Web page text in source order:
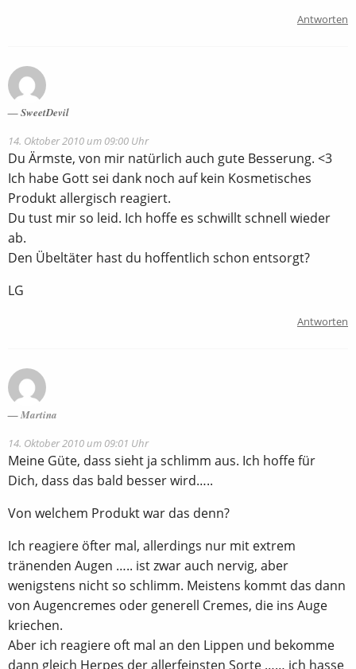
Antworten
SweetDevil
14. Oktober 2010 um 09:00 Uhr
Du Ärmste, von mir natürlich auch gute Besserung. <3
Ich habe Gott sei dank noch auf kein Kosmetisches
Produkt allergisch reagiert.
Du tust mir so leid. Ich hoffe es schwillt schnell wieder
ab.
Den Übeltäter hast du hoffentlich schon entsorgt?
LG
Antworten
Martina
14. Oktober 2010 um 09:01 Uhr
Meine Güte, dass sieht ja schlimm aus. Ich hoffe für
Dich, dass das bald besser wird…..
Von welchem Produkt war das denn?
Ich reagiere öfter mal, allerdings nur mit extrem
tränenden Augen ….. ist zwar auch nervig, aber
wenigstens nicht so schlimm. Meistens kommt das dann
von Augencremes oder generell Cremes, die ins Auge
kriechen.
Aber ich reagiere oft mal an den Lippen und bekomme
dann gleich Herpes der allerfeinsten Sorte …… ich hasse